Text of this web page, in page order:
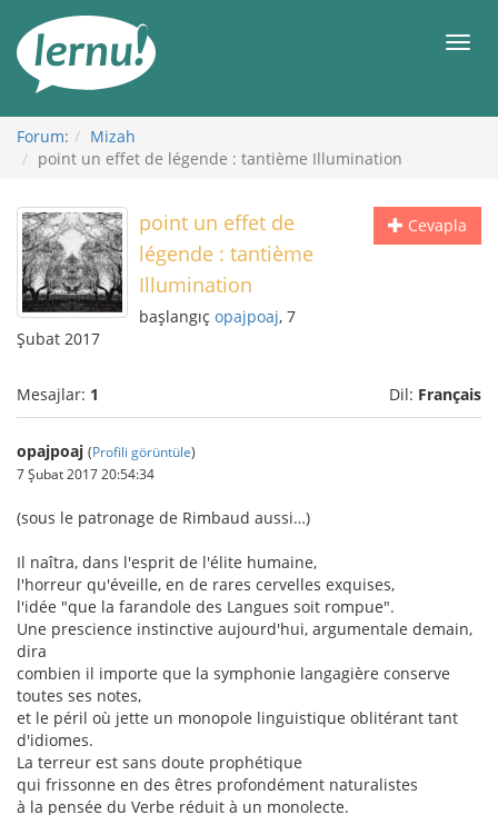
Görüntüleme
Forum:
Mizah
point un effet de légende : tantième Illumination
Cevapla
point un effet de
légende : tantième
Illumination
başlangıç opajpoaj, 7
Şubat 2017
Mesajlar: 1 Dil: Français
opajpoaj (Profili görüntüle)
7 Şubat 2017 20:54:34
(sous le patronage de Rimbaud aussi…)
Il naîtra, dans l'esprit de l'élite humaine,
l'horreur qu'éveille, en de rares cervelles exquises,
l'idée "que la farandole des Langues soit rompue".
Une prescience instinctive aujourd'hui, argumentale demain,
dira
combien il importe que la symphonie langagière conserve
toutes ses notes,
et le péril où jette un monopole linguistique oblitérant tant
d'idiomes.
La terreur est sans doute prophétique
qui frissonne en des êtres profondément naturalistes
à la pensée du Verbe réduit à un monolecte.